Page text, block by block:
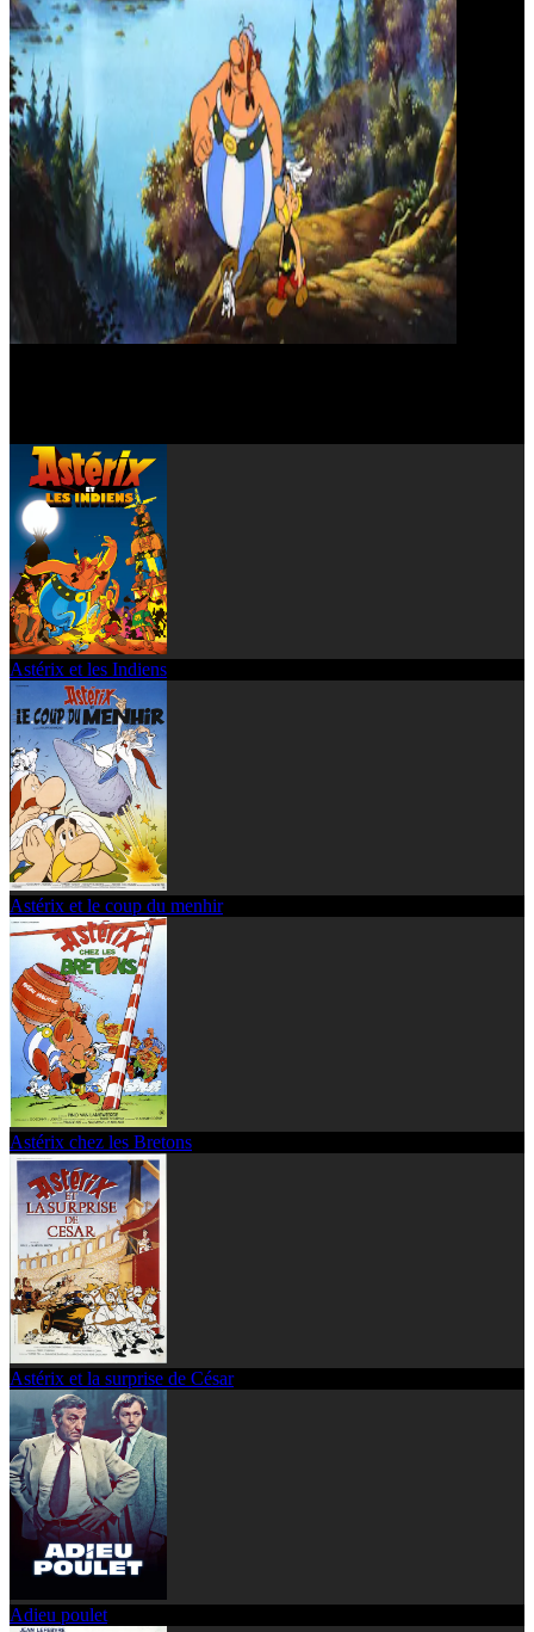
Astérix et les Indiens
Astérix et le coup du menhir
Astérix chez les Bretons
Astérix et la surprise de César
Adieu poulet